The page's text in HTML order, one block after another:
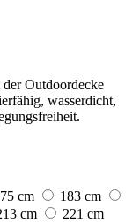
Outdoordecke
wasserdicht,
cm
183 cm
cm
221 cm